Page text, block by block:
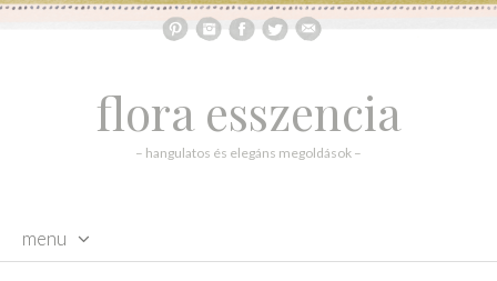
flora esszencia
– hangulatos és elegáns megoldások –
menu